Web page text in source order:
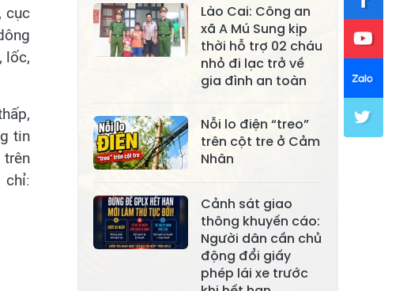
cục
lốc,
tin
Xã Lục Yên
Xã Tân Lĩnh
Xã Khánh Hòa
Xã Phúc Lợi
Xã Cảm Nhân
Xã Yên Bình
Xã Bảo Ái
Xã Trấn Yên
Xã Hưng
Xã Lương
Thịnh
Xã Việt Hồng
Xã Cốc San
Lào Cai: Công an
xã A Mú Sung kịp
thời hỗ trợ 02 cháu
nhỏ đi lạc trở về
gia đình an toàn
Nỗi lo điện “treo”
trên cột tre ở Cảm
Nhân
Cảnh sát giao
thông khuyến cáo:
Người dân cần chủ
động đổi giấy
phép lái xe trước